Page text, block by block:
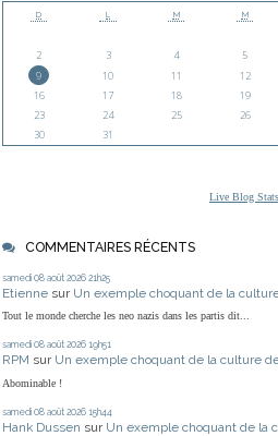
D L M M
2
3 4 5
9
10 11 12
16
17 18 19
23
24 25 26
30
31
Live Blog Stats
COMMENTAIRES RÉCENTS
samedi 08 août 2026 21h25
Etienne sur Un exemple choquant de la
Tout le monde cherche les neo nazis dans les partis dit...
samedi 08 août 2026 19h51
RPM sur Un exemple choquant de la culture
Abominable !
samedi 08 août 2026 15h44
Hank Dussen sur Un exemple choquant de la